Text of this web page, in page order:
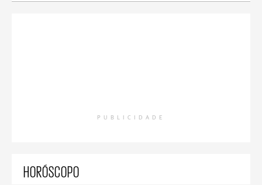
PUBLICIDADE
HORÓSCOPO